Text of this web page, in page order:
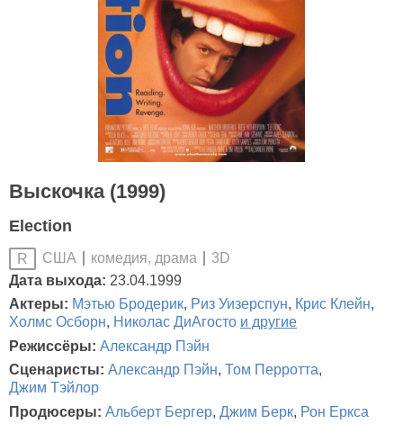
Выскочка (1999)
Election
R США комедия, драма
3D
Дата выхода: 23.04.1999
Актеры: Мэтью Бродерик, Риз Уизерспун, Крис Клейн,
Холмс Осборн, Николас ДиАгосто и другие
Режиссёры: Александр Пэйн
Сценаристы: Александр Пэйн, Том Перротта,
Джим Тэйлор
Продюсеры: Альберт Бергер, Джим Берк, Рон Еркса